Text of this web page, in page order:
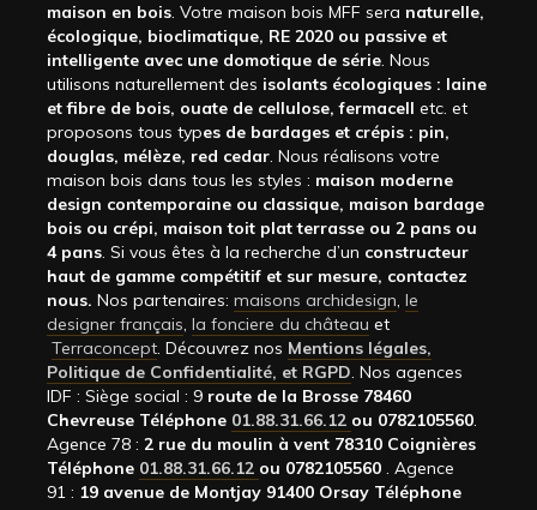
maison en bois. Votre maison bois MFF sera naturelle,
écologique, bioclimatique, RE 2020 ou passive et
intelligente avec une domotique de série. Nous
utilisons naturellement des isolants écologiques : laine
et fibre de bois, ouate de cellulose, fermacell etc. et
proposons tous types de bardages et crépis : pin,
douglas, mélèze, red cedar. Nous réalisons votre
maison bois dans tous les styles : maison moderne
design contemporaine ou classique, maison bardage
bois ou crépi, maison toit plat terrasse ou 2 pans ou
4 pans. Si vous êtes à la recherche d’un constructeur
haut de gamme compétitif et sur mesure, contactez
nous. Nos partenaires: maisons archidesign, le
designer français, la fonciere du château et
Terraconcept. Découvrez nos Mentions légales,
Politique de Confidentialité, et RGPD. Nos agences
IDF : Siège social : 9 route de la Brosse 78460
Chevreuse Téléphone 01.88.31.66.12 ou 0782105560.
Agence 78 : 2 rue du moulin à vent 78310 Coignières
Téléphone 01.88.31.66.12 ou 0782105560 . Agence
91 : 19 avenue de Montjay 91400 Orsay Téléphone